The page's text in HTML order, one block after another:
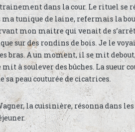
dans la cour. Le rituel se
tunique de laine, refermais la
mon maitre qui venait de
sur des rondins de bois. Je le
bras. A un moment, il se mit
à soulever des bûches. La sueur
sa peau couturée de cicatrices.
la cuisinière, résonna dans